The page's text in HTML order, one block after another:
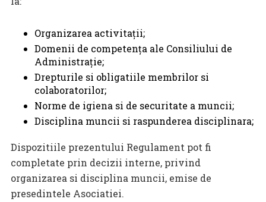
Organizarea activitaţii;
Domenii de competenţa ale Consiliului de
Administraţie;
Drepturile si obligatiile membrilor si
colaboratorilor;
Norme de igiena si de securitate a muncii;
Disciplina muncii si raspunderea disciplinara;
Dispozitiile prezentului Regulament pot fi
completate prin decizii interne, privind
organizarea si disciplina muncii, emise de
presedintele Asociatiei.